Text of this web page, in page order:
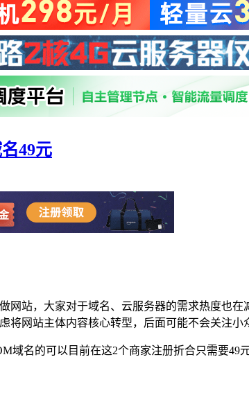
49元
网站，大家对于域名、云服务器的需求热度也
将网站主体内容核心转型，后面可能不会关注小
域名的可以目前在这2个商家注册折合只需要